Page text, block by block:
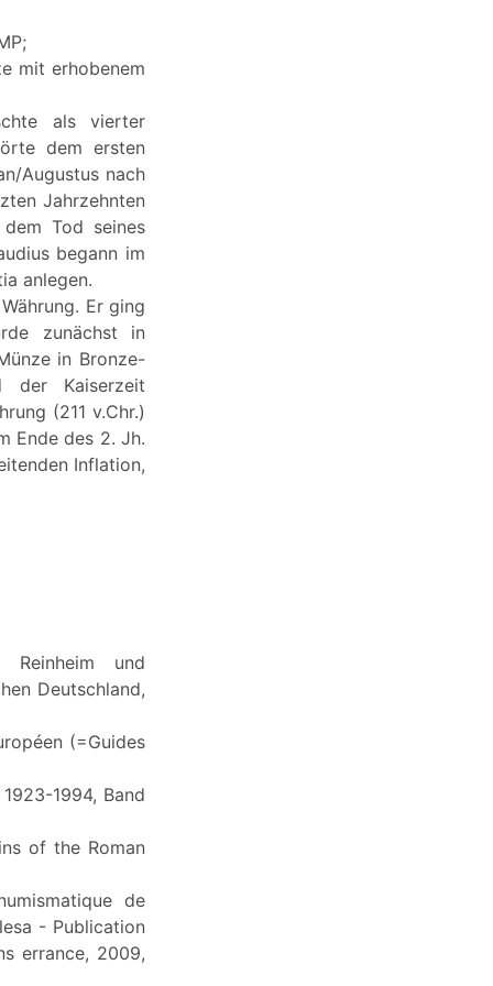
mit erhobenem
als vierter
dem ersten
Augustus nach
Jahrzehnten
Tod seines
begann im
anlegen.
Er ging
zunächst in
in Bronze-
der Kaiserzeit
(211 v.Chr.)
Ende des 2. Jh.
Inflation,
Reinheim und
Deutschland,
(=Guides
1994, Band
of the Roman
de
- Publication
errance, 2009,